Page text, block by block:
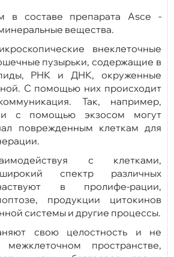
в составе препарата Asce -
вещества.
внеклеточные
пузырьки, содержащие в
РНК и ДНК, окруженные
С помощью них происходит
Так, например,
с помощью экзосом могут
поврежденным клеткам для
с клетками,
спектр различных
в пролифе-рации,
продукции цитокинов
системы и другие процессы.
свою целостность и не
пространстве,